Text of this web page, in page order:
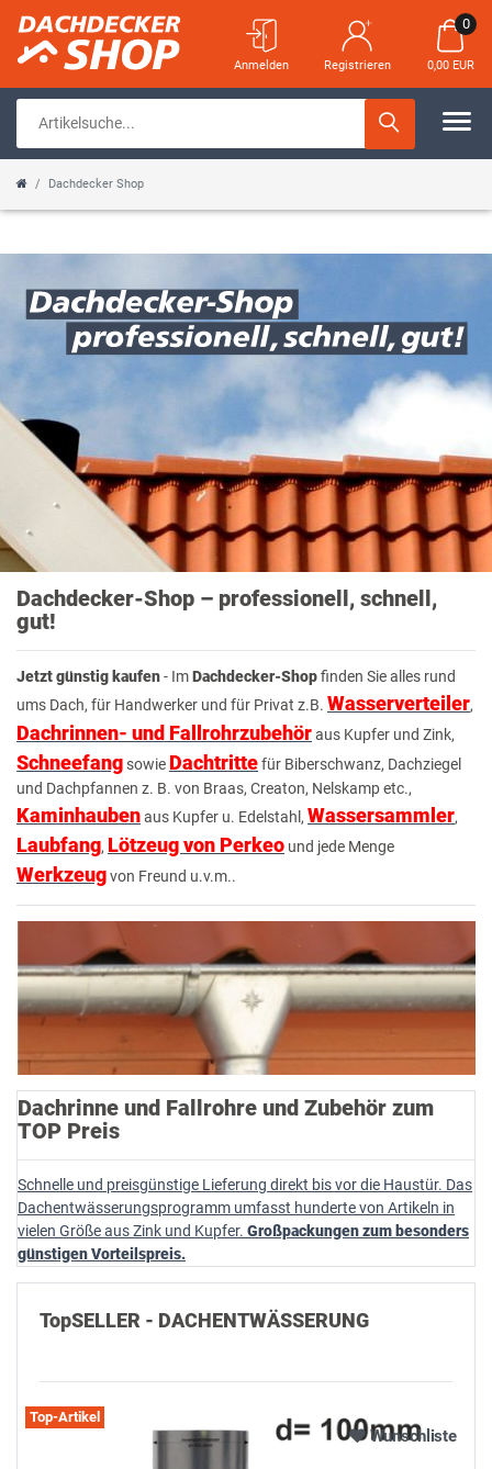
Anmelden Registrieren
0
0,00 EUR
Dachdecker Shop
Dachdecker-Shop – professionell, schnell,
gut!
Jetzt günstig kaufen- ImDachdecker-Shopfinden Sie alles rund
ums Dach, für Handwerker und für Privat z.B. Wasserverteiler,
Dachrinnen- und Fallrohrzubehöraus Kupfer und Zink,
Schneefang sowie Dachtrittefür Biberschwanz, Dachziegel
und Dachpfannen z. B. von Braas, Creaton, Nelskamp etc.,
Kaminhaubenaus Kupfer u. Edelstahl, Wassersammler,
Laubfang, Lötzeug von Perkeo und jede Menge
Werkzeugvon Freund u.v.m..
Dachrinne und Fallrohre und Zubehör zum
TOP Preis
Schnelle und preisgünstige Lieferung direkt bis vor die Haustür. Das
Dachentwässerungsprogramm umfasst hunderte von Artikeln in
vielen Größe aus Zink und Kupfer. Großpackungen zum besonders
günstigen Vorteilspreis.
TopSELLER - DACHENTWÄSSERUNG
Wunschliste
Top-Artikel